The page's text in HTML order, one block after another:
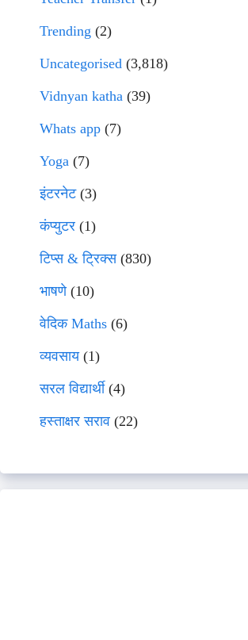
Trending (2)
Uncategorised (3,818)
Vidnyan katha (39)
Whats app (7)
Yoga (7)
इंटरनेट(3)
कंप्युटर (1)
टिप्स & ट्रिक्स(830)
भाषणे(10)
वेदिक Maths (6)
व्यवसाय(1)
सरल विद्यार्थी(4)
हस्ताक्षर सराव (22)